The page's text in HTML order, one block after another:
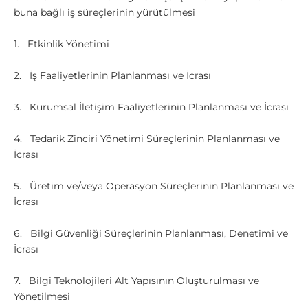
buna bağlı iş süreçlerinin yürütülmesi
1. Etkinlik Yönetimi
2. İş Faaliyetlerinin Planlanması ve İcrası
3. Kurumsal İletişim Faaliyetlerinin Planlanması ve İcrası
4. Tedarik Zinciri Yönetimi Süreçlerinin Planlanması ve
İcrası
5. Üretim ve/veya Operasyon Süreçlerinin Planlanması ve
İcrası
6. Bilgi Güvenliği Süreçlerinin Planlanması, Denetimi ve
İcrası
7. Bilgi Teknolojileri Alt Yapısının Oluşturulması ve
Yönetilmesi